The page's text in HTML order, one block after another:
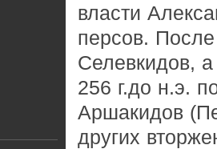
власти
персов.
Селевкидов,
256 г.до н.э.
Аршакидов
других